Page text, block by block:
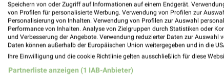
NORMA Grafing
Speichern von oder Zugriff auf Informationen auf einem Endgerät.
von Profilen für personalisierte Werbung. Verwendung von Profilen zur
Personalisierung von Inhalten. Verwendung von Profilen zur Auswahl
Performance von Inhalten. Analyse von Zielgruppen durch Statistiken oder
und Verbesserung der Angebote. Verwendung reduzierter Daten zur Auswahl
Daten können außerhalb der Europäischen Union weitergegeben und in die
Ihre Einwilligung und die cookie Richtlinie gelten ausschließlich für diese
Partnerliste anzeigen (1 IAB-Anbieter)